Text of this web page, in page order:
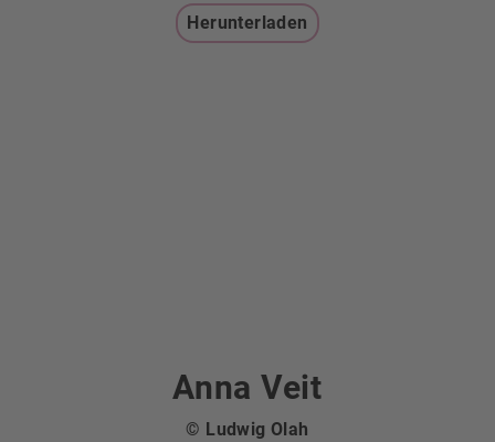
Herunterladen
Anna Veit
© Ludwig Olah